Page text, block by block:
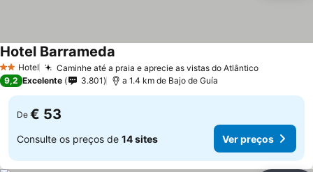
2 Estrelas
Hotel Caminhe até a praia e aprecie as vistas do Atlântico
Hotel Barrameda
9,2 Excelente 3.801 a 1.4 km de Bajo de Guía
De € 53
Consulte os preços de 14 sites Ver preços